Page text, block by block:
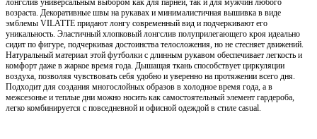
лонгслив универсальным выбором как для парней, так и для мужчин любого
возраста. Декоративные швы на рукавах и минималистичная вышивка в виде
эмблемы VILATTE придают лонгу современный вид и подчеркивают его
уникальность. Эластичный хлопковый лонгслив полуприлегающего кроя идеально
сидит по фигуре, подчеркивая достоинства телосложения, но не стесняет движений.
Натуральный материал этой футболки с длинным рукавом обеспечивает легкость и
комфорт даже в жаркое время года. Дышащая ткань способствует циркуляции
воздуха, позволяя чувствовать себя удобно и уверенно на протяжении всего дня.
Подходит для создания многослойных образов в холодное время года, а в
межсезонье и теплые дни можно носить как самостоятельный элемент гардероба,
легко комбинируется с повседневной и офисной одеждой в стиле casual.